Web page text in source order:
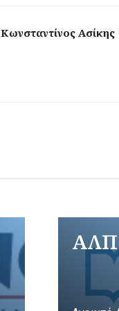
Κωνσταντίνος Ασίκης
ΑΛΠ